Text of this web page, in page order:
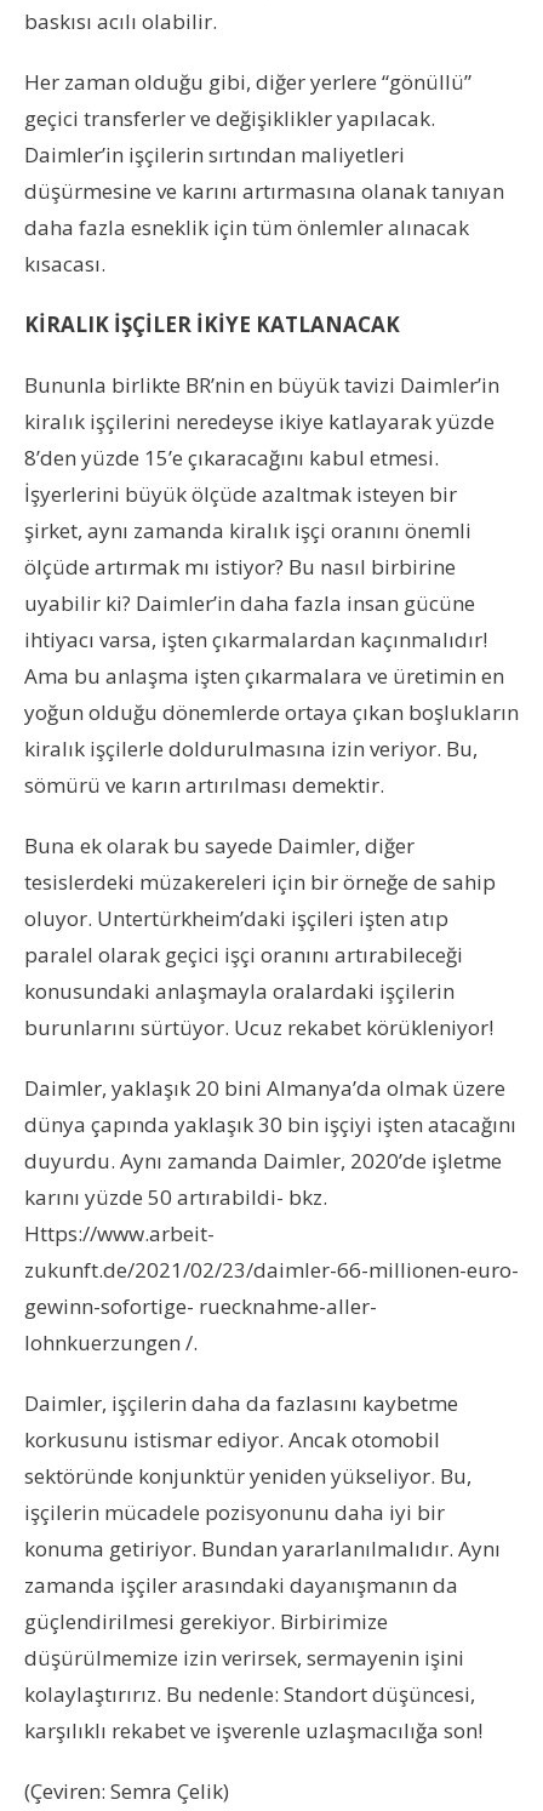
baskısı acılı olabilir.
Her zaman olduğu gibi, diğer yerlere “gönüllü”
geçici transferler ve değişiklikler yapılacak.
Daimler’in işçilerin sırtından maliyetleri
düşürmesine ve karını artırmasına olanak tanıyan
daha fazla esneklik için tüm önlemler alınacak
kısacası.
KİRALIK İŞÇİLER İKİYE KATLANACAK
Bununla birlikte BR’nin en büyük tavizi Daimler’in
kiralık işçilerini neredeyse ikiye katlayarak yüzde
8’den yüzde 15’e çıkaracağını kabul etmesi.
İşyerlerini büyük ölçüde azaltmak isteyen bir
şirket, aynı zamanda kiralık işçi oranını önemli
ölçüde artırmak mı istiyor? Bu nasıl birbirine
uyabilir ki? Daimler’in daha fazla insan gücüne
ihtiyacı varsa, işten çıkarmalardan kaçınmalıdır!
Ama bu anlaşma işten çıkarmalara ve üretimin en
yoğun olduğu dönemlerde ortaya çıkan boşlukların
kiralık işçilerle doldurulmasına izin veriyor. Bu,
sömürü ve karın artırılması demektir.
Buna ek olarak bu sayede Daimler, diğer
tesislerdeki müzakereleri için bir örneğe de sahip
oluyor. Untertürkheim’daki işçileri işten atıp
paralel olarak geçici işçi oranını artırabileceği
konusundaki anlaşmayla oralardaki işçilerin
burunlarını sürtüyor. Ucuz rekabet körükleniyor!
Daimler, yaklaşık 20 bini Almanya’da olmak üzere
dünya çapında yaklaşık 30 bin işçiyi işten atacağını
duyurdu. Aynı zamanda Daimler, 2020’de işletme
karını yüzde 50 artırabildi- bkz.
Https://www.arbeit-
zukunft.de/2021/02/23/daimler-66-millionen-euro-
gewinn-sofortige- ruecknahme-aller-
lohnkuerzungen /.
Daimler, işçilerin daha da fazlasını kaybetme
korkusunu istismar ediyor. Ancak otomobil
sektöründe konjunktür yeniden yükseliyor. Bu,
işçilerin mücadele pozisyonunu daha iyi bir
konuma getiriyor. Bundan yararlanılmalıdır. Aynı
zamanda işçiler arasındaki dayanışmanın da
güçlendirilmesi gerekiyor. Birbirimize
düşürülmemize izin verirsek, sermayenin işini
kolaylaştırırız. Bu nedenle: Standort düşüncesi,
karşılıklı rekabet ve işverenle uzlaşmacılığa son!
(Çeviren: Semra Çelik)